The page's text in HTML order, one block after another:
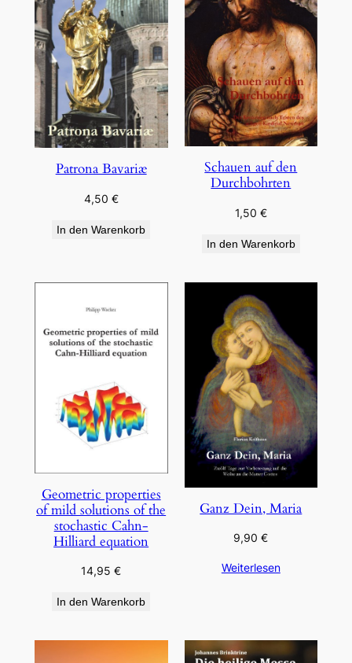
Patrona Bavariæ
4,50 €
In den Warenkorb
Schauen auf den
Durchbohrten
1,50 €
In den Warenkorb
Geometric properties
of mild solutions of the
stochastic Cahn-
Hilliard equation
14,95€
In den Warenkorb
Ganz Dein, Maria
9,90€
Weiterlesen